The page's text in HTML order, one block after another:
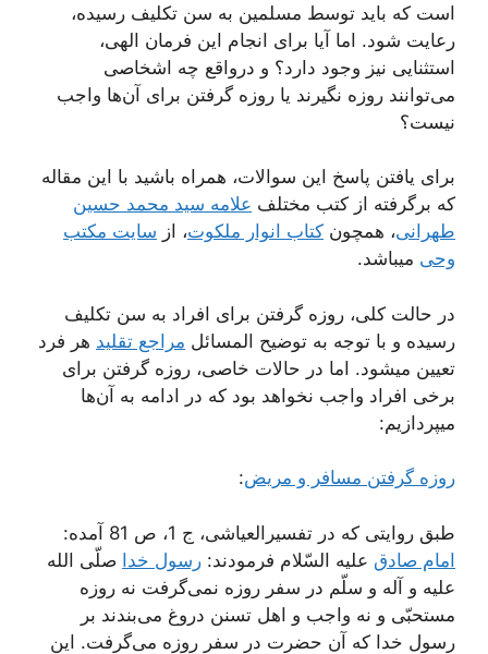
است که باید توسط مسلمین به سن تکلیف رسیده،
رعایت شود. اما آیا برای انجام این فرمان الهی،
استثنایی نیز وجود دارد؟ و درواقع چه اشخاصی
می‌توانند روزه نگیرند یا روزه گرفتن برای آن‌ها واجب
نیست؟
برای یافتن پاسخ این سوالات، همراه باشید با این مقاله
که برگرفته از کتب مختلف علامه سید محمد حسین
طهرانی، همچون کتاب انوار ملکوت، از سایت مکتب
وحی میباشد.
در حالت کلی، روزه گرفتن برای افراد به سن تکلیف
رسیده و با توجه به توضیح المسائل مراجع تقلید هر فرد
تعیین میشود. اما در حالات خاصی، روزه گرفتن برای
برخی افراد واجب نخواهد بود که در ادامه به آن‌ها
میپردازیم:
روزه گرفتن مسافر و مریض:
طبق روایتی که در تفسیرالعیاشی، ج 1، ص 81 آمده:
امام صادق علیه السّلام فرمودند: رسول خدا صلّی الله
علیه و آله و سلّم در سفر روزه نمی‌گرفت نه روزه
مستحبّی و نه واجب و اهل تسنن دروغ می‌بندند بر
رسول خدا که آن حضرت در سفر روزه می‌گرفت. این